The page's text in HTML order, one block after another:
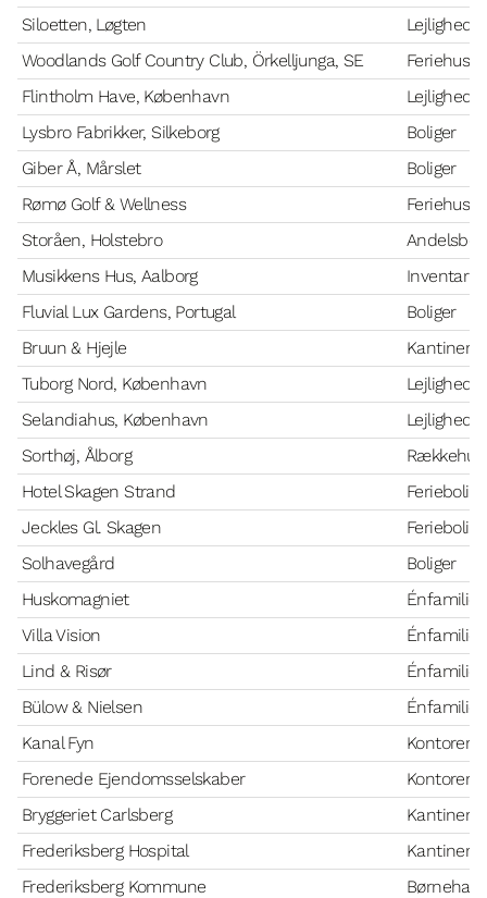
Siloetten, Løgten
Lejligheder
Woodlands Golf Country Club, Örkelljunga, SE
Feriehuse
Flintholm Have, København
Lejligheder
Lysbro Fabrikker, Silkeborg
Boliger
Giber Å, Mårslet
Boliger
Rømø Golf & Wellness
Feriehuse
Storåen, Holstebro
Musikkens Hus, Aalborg
Inventar
Fluvial Lux Gardens, Portugal
Boliger
Bruun & Hjejle
Kantiner
Tuborg Nord, København
Lejligheder
Selandiahus, København
Lejligheder
Sorthøj, Ålborg
Hotel Skagen Strand
Jeckles Gl. Skagen
Solhavegård
Boliger
Huskomagniet
Villa Vision
Lind & Risør
Bülow & Nielsen
Kanal Fyn
Kontorer
Forenede Ejendomsselskaber
Kontorer
Bryggeriet Carlsberg
Kantiner
Frederiksberg Hospital
Kantiner
Frederiksberg Kommune